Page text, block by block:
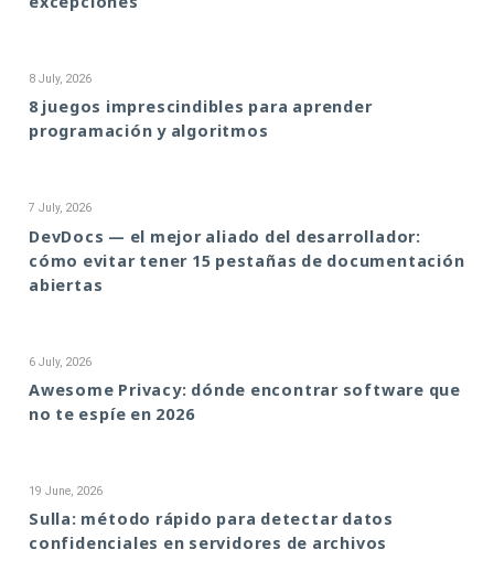
8 July, 2026
8 juegos imprescindibles para aprender
programación y algoritmos
7 July, 2026
DevDocs — el mejor aliado del desarrollador:
cómo evitar tener 15 pestañas de documentación
abiertas
6 July, 2026
Awesome Privacy: dónde encontrar software que
no te espíe en 2026
19 June, 2026
Sulla: método rápido para detectar datos
confidenciales en servidores de archivos